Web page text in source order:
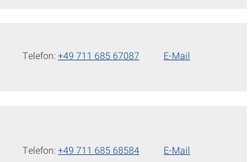
Telefon:+49 711 685 67087 E-Mail
Telefon:+49 711 685 68584 E-Mail